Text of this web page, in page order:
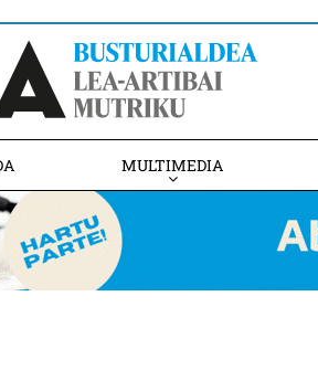
MULTIMEDIA